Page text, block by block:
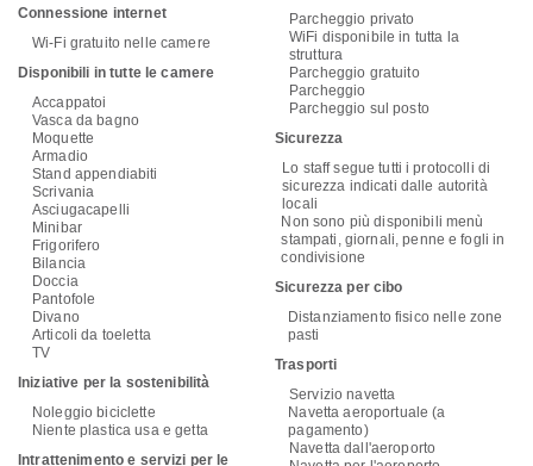
Connessione internet
Wi-Fi gratuito nelle camere
Disponibili in tutte le camere
Accappatoi
Vasca da bagno
Moquette
Armadio
Stand appendiabiti
Scrivania
Asciugacapelli
Minibar
Frigorifero
Bilancia
Doccia
Pantofole
Divano
Articoli da toeletta
TV
Iniziative per la sostenibilità
Noleggio biciclette
Niente plastica usa e getta
Intrattenimento e servizi per le
Parcheggio privato
WiFi disponibile in tutta la
struttura
Parcheggio gratuito
Parcheggio
Parcheggio sul posto
Sicurezza
Lo staff segue tutti i protocolli di
sicurezza indicati dalle autorità
locali
Non sono più disponibili menù
stampati, giornali, penne e fogli in
condivisione
Sicurezza per cibo
Distanziamento fisico nelle zone
pasti
Trasporti
Servizio navetta
Navetta aeroportuale (a
pagamento)
Navetta dall'aeroporto